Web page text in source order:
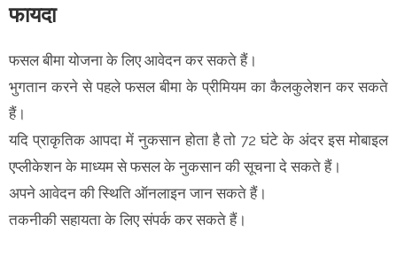
फायदा
फसल बीमा योजना के लिए आवेदन कर सकते हैं।
भुगतान करने से पहले फसल बीमा के प्रीमियम का कैलकुलेशन कर सकते
हैं।
यदि प्राकृतिक आपदा में नुकसान होता है तो 72 घंटे के अंदर इस मोबाइल
एप्लीकेशन के माध्यम से फसल के नुकसान की सूचना दे सकते हैं।
अपने आवेदन की स्थिति ऑनलाइन जान सकते हैं।
तकनीकी सहायता के लिए संपर्क कर सकते हैं।